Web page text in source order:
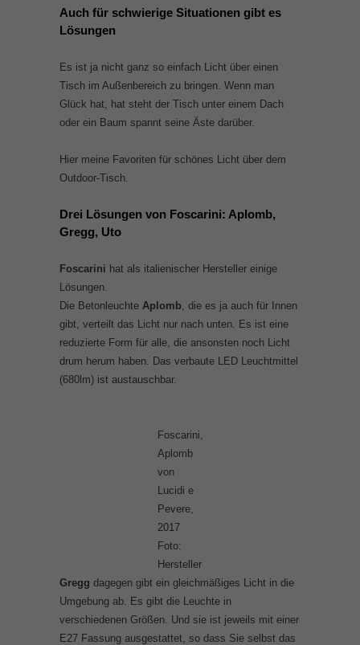
Auch für schwierige Situationen gibt es
Lösungen
Es ist ja nicht ganz so einfach Licht über einen
Tisch im Außenbereich zu bringen. Wenn man
Glück hat, hat steht der Tisch unter einem Dach
oder ein Baum spannt seine Äste darüber.
Hier meine Favoriten für schönes Licht über dem
Outdoor-Tisch.
Drei Lösungen von Foscarini: Aplomb,
Gregg, Uto
Foscarini hat als italienischer Hersteller einige
Lösungen.
Die Betonleuchte Aplomb , die es ja auch für Innen
gibt, verteilt das Licht nur nach unten. Es ist eine
reduzierte Form für alle, die ansonsten noch Licht
drum herum haben. Das verbaute LED Leuchtmittel
(680lm) ist austauschbar.
Foscarini,
Aplomb
von
Lucidi e
Pevere,
2017
Foto:
Hersteller
Gregg dagegen gibt ein gleichmäßiges Licht in die
Umgebung ab. Es gibt die Leuchte in
verschiedenen Größen. Und sie ist jeweils mit einer
E27 Fassung ausgestattet, so dass Sie selbst das